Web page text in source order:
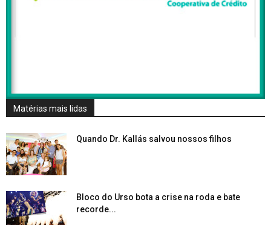
Matérias mais lidas
Quando Dr. Kallás salvou nossos filhos
Bloco do Urso bota a crise na roda e bate
recorde...